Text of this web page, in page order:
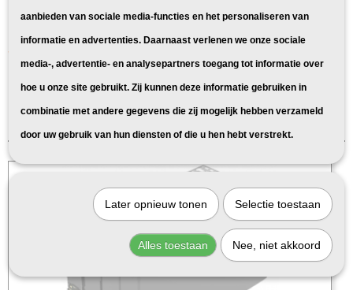
Inkt cartridges voor Epson
WorkForce Pro WF-3820DWF:
aanbieden van sociale media-functies en het personaliseren van
informatie en advertenties. Daarnaast verlenen we onze sociale
media-, advertentie- en analysepartners toegang tot informatie over
hoe u onze site gebruikt. Zij kunnen deze informatie gebruiken in
combinatie met andere gegevens die zij mogelijk hebben verzameld
door uw gebruik van hun diensten of die u hen hebt verstrekt.
Later opnieuw tonen Selectie toestaan
Alles toestaan Nee, niet akkoord